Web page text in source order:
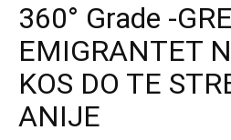
360° Grade -
EMIGRANTET
KOS DO TE
ANIJE